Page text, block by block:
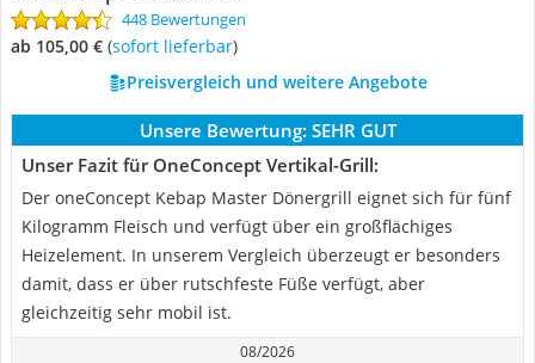
448 Bewertungen
ab 105,00 € ( Sofort lieferbar)
Preisvergleich und weitere Angebote
Unsere Bewertung: SEHR GUT
Unser Fazit für OneConcept Vertikal-Grill:
Der oneConcept Kebap Master Dönergrill eignet sich für fünf
Kilogramm Fleisch und verfügt über ein großflächiges
Heizelement. In unserem Vergleich überzeugt er besonders
damit, dass er über rutschfeste Füße verfügt, aber
gleichzeitig sehr mobil ist.
08/2026